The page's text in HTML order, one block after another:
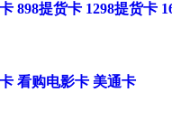
898提货卡 1298提货卡
看购电影卡 美通卡